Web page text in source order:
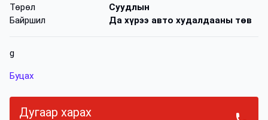
Төрөл
Суудлын
Байршил
Да хүрээ авто худалдааны төв
g
Буцах
Дугаар харах